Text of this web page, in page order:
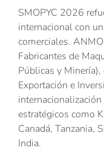
SMOPYC 2026
internacional con
comerciales.
Fabricantes de
Públicas y
Exportación e
estratégicos como
Canadá, Tanzania,
India.